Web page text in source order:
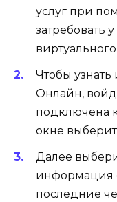
услуг при
затребовать
Чтобы узнать
Онлайн,
подключена
окне
Далее
информация
последние